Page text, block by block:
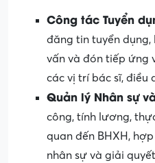
Công tác Tuyển
đăng tin tuyển dụng,
vấn và đón tiếp ứng
các vị trí bác sĩ, điều
Quản lý Nhân sự
công, tính lương,
quan đến BHXH,
nhân sự và giải